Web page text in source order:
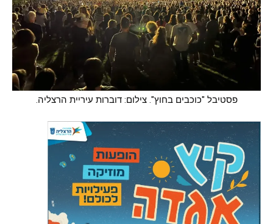
פסטיבל "כוכבים בחוץ". צילום: דוברות עיריית הרצליה.